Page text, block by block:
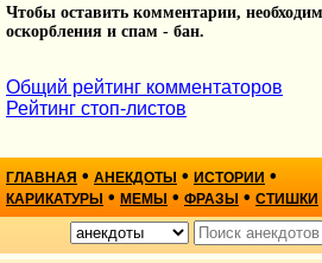
Чтобы оставить комментарии,
оскорбления и спам - бан.
Общий рейтинг комментаторов
Рейтинг стоп-листов
ГЛАВНАЯ • АНЕКДОТЫ • ИСТОРИИ •
КАРИКАТУРЫ • МЕМЫ • ФРАЗЫ • СТИШКИ